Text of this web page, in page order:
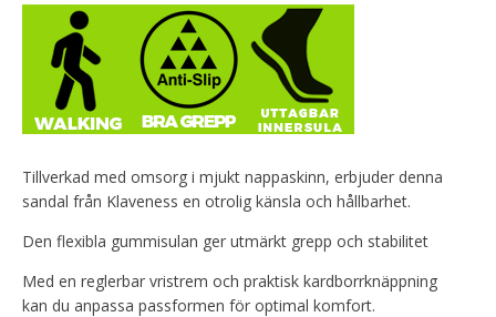
Tillverkad med omsorg i mjukt nappaskinn, erbjuder denna
sandal från Klaveness en otrolig känsla och hållbarhet.
Den flexibla gummisulan ger utmärkt grepp och stabilitet
Med en reglerbar vristrem och praktisk kardborrknäppning
kan du anpassa passformen för optimal komfort.